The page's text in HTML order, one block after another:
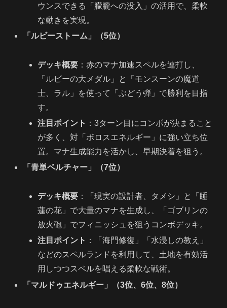
ウンスできる「朦朧への没入」の活用で、柔軟
な動きを実現。
「ルビーストーム」（5位）
デッキ概要 ：赤のマナ加速スペルを連打し、
「ルビーの大メダル」と「モンスーンの魔道
士、ラル」を使って「ぶどう弾」で勝利を目指
す。
注目ポイント ：3ターン目にコンボが決まること
が多く、対「ボロスエネルギー」に強い立ち位
置。マナ生成能力を活かし、早期決着を狙う。
「青単ベルチャー」（7位）
デッキ概要 ：「現実の設計者、タメシ」と「睡
蓮の花」で大量のマナを生成し、「ゴブリンの
放火砲」でフィニッシュを狙うコンボデッキ。
注目ポイント ：「海門修復」「水浸しの教え」
などのスペルランドを利用して、土地を有効活
用しつつスペルを唱える柔軟な戦術。
「マルドゥエネルギー」（3位、6位、8位）